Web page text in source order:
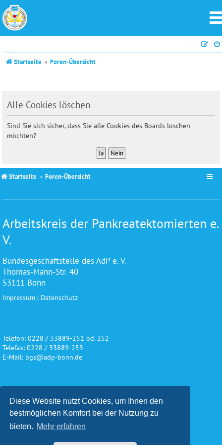
Diese Website nutzt Cookies, um Ihnen den
bestmöglichen Komfort bei der Nutzung zu
bieten. Mehr erfahren
Startseite Foren-Übersicht
Alle Cookies löschen
Sind Sie sich sicher, dass Sie alle Cookies des Boards löschen
möchten?
Startseite Foren-Übersicht
Arbeitskreis der Pankreatektomierten e.
V.
Bundesgeschäftstelle des AdP e. V.
Thomas-Mann-Str. 40
53111 Bonn
Impressum | Datenschutz
Telefon: 0228 / 33889-251 od. 252
Telefax: 0228 / 33889-253
E-Mail: bgs@adp-bonn.de
Wir danken für die freundliche
Unterstützung und Förderung